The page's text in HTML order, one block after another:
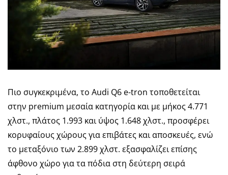
Πιο συγκεκριμένα, το Audi Q6 e-tron τοποθετείται
στην premium μεσαία κατηγορία και με μήκος 4.771
χλστ., πλάτος 1.993 και ύψος 1.648 χλστ., προσφέρει
κορυφαίους χώρους για επιβάτες και αποσκευές, ενώ
το μεταξόνιο των 2.899 χλστ. εξασφαλίζει επίσης
άφθονο χώρο για τα πόδια στη δεύτερη σειρά